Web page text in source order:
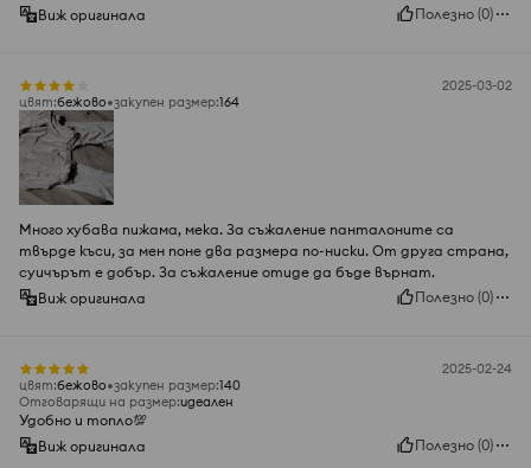
Виж оригинала
Полезно (0)
2025-03-02
цвят:бежово закупен размер:164
Много хубава пижама, мека. За съжаление панталоните са
твърде къси, за мен поне два размера по-ниски. От друга страна,
суичърът е добър. За съжаление отиде да бъде върнат.
Виж оригинала
Полезно (0)
2025-02-24
цвят:бежово закупен размер:140
Отговарящи на размер:идеален
Удобно и топло💯
Виж оригинала
Полезно (0)